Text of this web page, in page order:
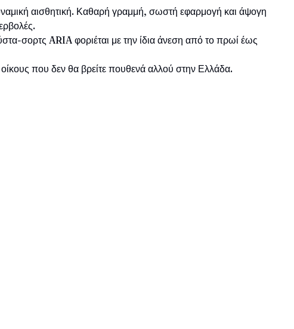
αισθητική. Καθαρή γραμμή, σωστή εφαρμογή και άψογη
σορτς ARIA φοριέται με την ίδια άνεση από το πρωί έως
που δεν θα βρείτε πουθενά αλλού στην Ελλάδα.